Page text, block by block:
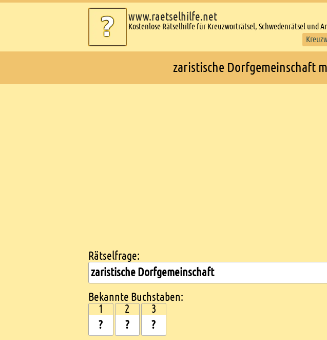
www.raetselhilfe.net
Kostenlose Rätselhilfe für Kreuzworträtsel, Schwedenrätsel und
zaristische Dorfgemeinschaft
Kreuzworträtsel suchen
Rätselfrage:
Bekannte Buchstaben:
1 2 3